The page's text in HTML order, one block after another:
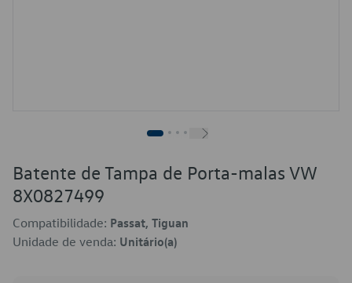
Batente de Tampa de Porta-malas VW
8X0827499
Compatibilidade: Passat, Tiguan
Unidade de venda: Unitário(a)